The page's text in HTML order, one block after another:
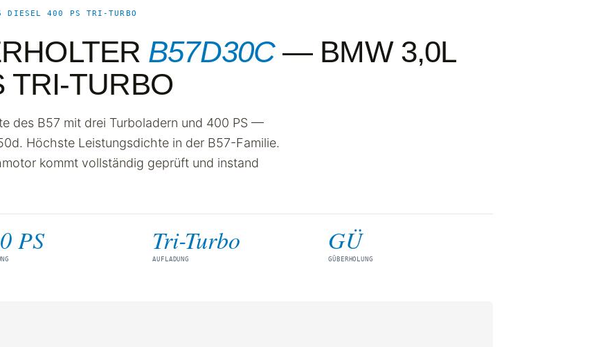
DIESEL 400 PS TRI-TURBO
B57D30C— BMW 3,0L
TRI-TURBO
des B57 mit drei Turboladern und 400 PS —
Höchste Leistungsdichte in der B57-Familie.
kommt vollständig geprüft und instand
PS Tri-Turbo
AUFLADUNG
GÜ
GÜBERHOLUNG